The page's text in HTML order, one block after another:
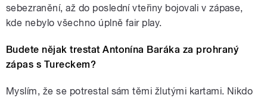
sebezranění, až do poslední vteřiny bojovali v zápase,
kde nebylo všechno úplně fair play.
Budete nějak trestat Antonína Baráka za prohraný
zápas s Tureckem?
Myslím, že se potrestal sám těmi žlutými kartami. Nikdo